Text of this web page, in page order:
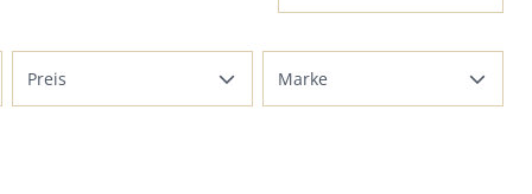
Preis aufsteigend
Preis Marke